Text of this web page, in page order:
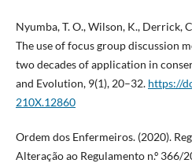
Nyumba, T. O., Wilson, K., Derrick,
The use of focus group discussion
two decades of application in
and Evolution, 9(1), 20–32. https://
210X.12860
Ordem dos Enfermeiros. (2020).
Alteração ao Regulamento n.º 366/